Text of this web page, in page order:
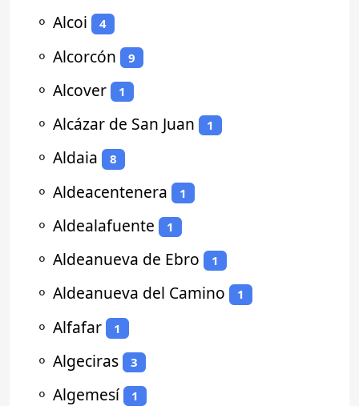
⚬ Alcoi 4
⚬ Alcorcón 9
⚬ Alcover 1
⚬ Alcázar de San Juan 1
⚬ Aldaia 8
⚬ Aldeacentenera 1
⚬ Aldealafuente 1
⚬ Aldeanueva de Ebro 1
⚬ Aldeanueva del Camino 1
⚬ Alfafar 1
⚬ Algeciras 3
⚬ Algemesí 1